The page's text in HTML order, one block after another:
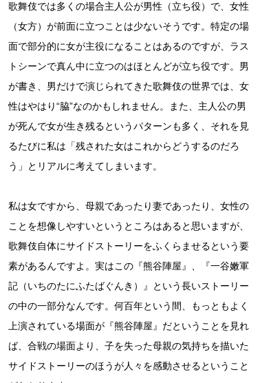
歌舞伎では多くの場合主人公が男性（立ち役）で、女性
（女方）が前面に立つことは少ないそうです。特定の場
面で部分的に女が主役になることはあるのですが、ラス
トシーンで真ん中に立つのはほとんどが立ち役です。男
が書き、男だけで演じられてきた歌舞伎の世界では、女
性はやはり“脇”なのかもしれません。また、主人公の男
が死んで女が生き残るというパターンも多く、それを見
るたびに私は「残された女はこれからどうするのだろ
う」とリアルに考えてしまいます。
私は女ですから、母親であったり妻であったり、女性の
ことを想像しやすいというところはあると思いますが、
歌舞伎自体にサイドストーリーをふくらませるという要
素があるんですよ。実はこの『熊谷陣屋』、『一谷嫩軍
記（いちのたにふたばぐんき）』という長いストーリー
の中の一部分なんです。何百年という間、もっともよく
上演されている場面が『熊谷陣屋』だということを見れ
ば、合戦の場面より、子を失った母親の気持ちを描いた
サイドストーリーのほうが人々を感動させるということ